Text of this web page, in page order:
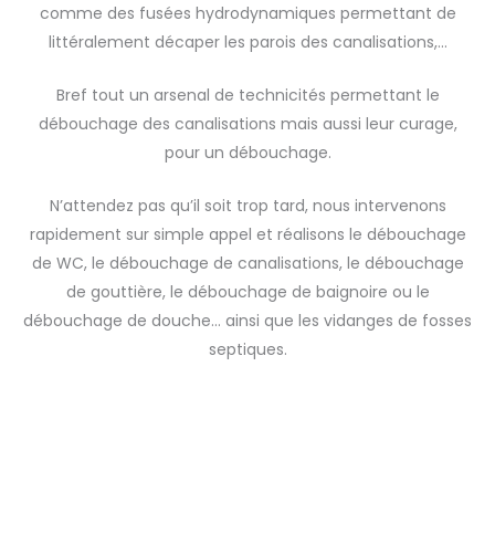
comme des fusées hydrodynamiques permettant de
littéralement décaper les parois des canalisations,…
Bref tout un arsenal de technicités permettant le
débouchage des canalisations mais aussi leur curage,
pour un débouchage.
N’attendez pas qu’il soit trop tard, nous intervenons
rapidement sur simple appel et réalisons le débouchage
de WC, le débouchage de canalisations, le débouchage
de gouttière, le débouchage de baignoire ou le
débouchage de douche… ainsi que les vidanges de fosses
septiques.